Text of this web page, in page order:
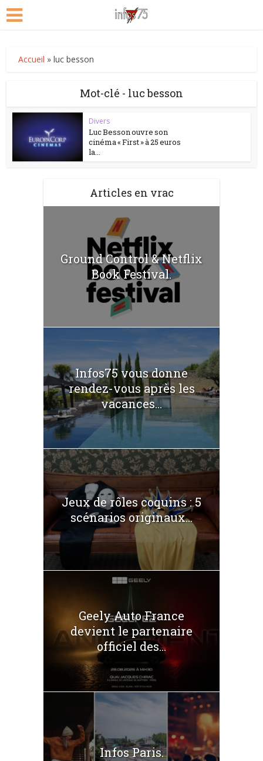
Accueil »luc besson
Mot-clé - luc besson
Divers
Luc Besson ouvre son
cinéma « First » à 25 euros
la...
Articles en vrac
Ground Control & Netflix
Book Festival.
Infos75 vous donne
rendez-vous après les
vacances...
Jeux de rôles coquins : 5
scénarios originaux...
Geely Auto France
devient le partenaire
officiel des...
Infos Paris.